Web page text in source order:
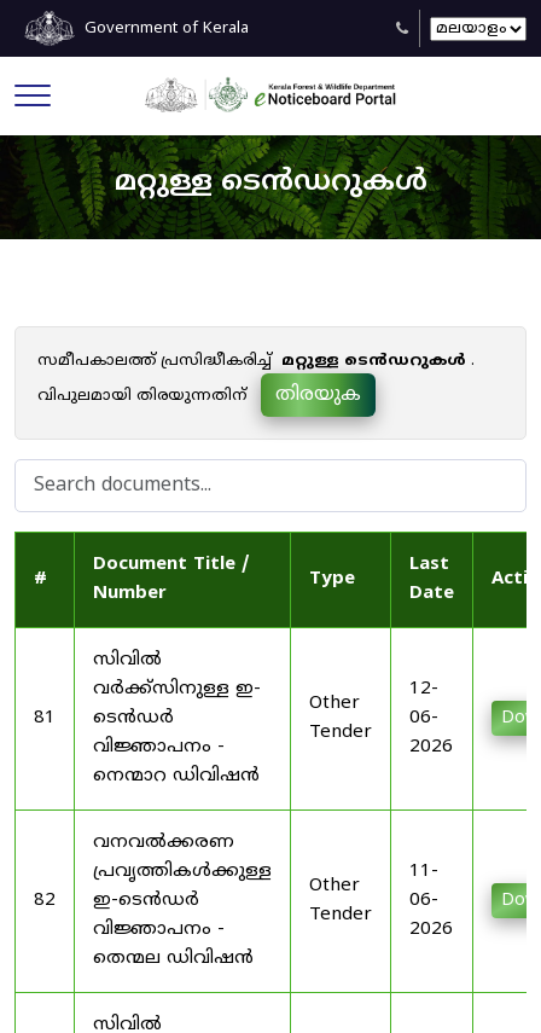
Government of Kerala
മറ്റുള്ള ടെൻഡറുകൾ
സമീപകാലത്ത് പ്രസിദ്ധീകരിച്ച് മറ്റുള്ള ടെൻഡറുകൾ .
വിപുലമായി തിരയുന്നതിന്
തിരയുക
#
Document Title /
Number
Type
Last
Date
81
സിവിൽ
വർക്ക്സിനുള്ള ഇ-
ടെൻഡർ
വിജ്ഞാപനം -
നെന്മാറ ഡിവിഷൻ
Other
Tender
12-
06-
2026
82
വനവൽക്കരണ
പ്രവൃത്തികൾക്കുള്ള
ഇ-ടെൻഡർ
വിജ്ഞാപനം -
തെന്മല ഡിവിഷൻ
Other
Tender
11-
06-
2026
സിവിൽ